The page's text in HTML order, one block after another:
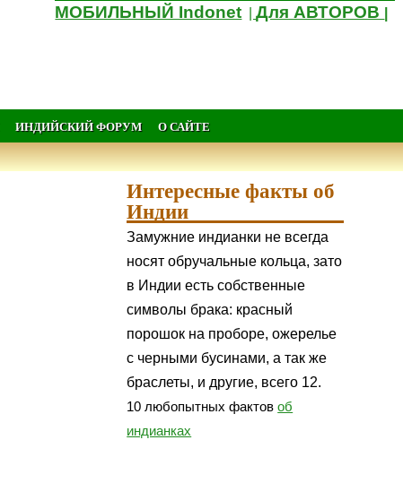
МОБИЛЬНЫЙ Indonet |Для АВТОРОВ
ИНДИЙСКИЙ ФОРУМ О САЙТЕ
Интересные факты об
Индии
Замужние индианки не всегда
носят обручальные кольца, зато
в Индии есть собственные
символы брака: красный
порошок на проборе, ожерелье
с черными бусинами, а так же
браслеты, и другие, всего 12.
10 любопытных фактовоб
индианках